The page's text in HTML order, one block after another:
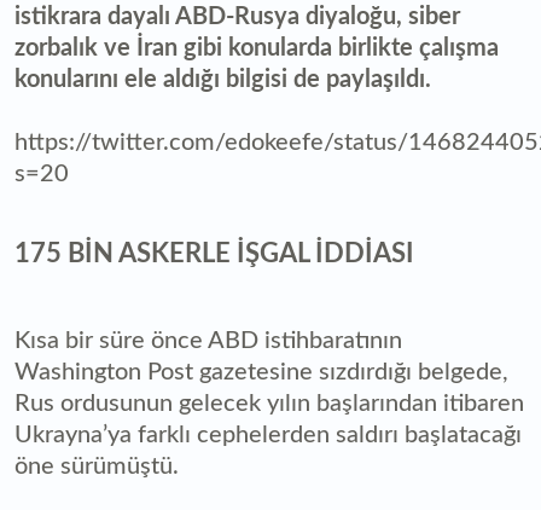
istikrara dayalı ABD-Rusya diyaloğu, siber
zorbalık ve İran gibi konularda birlikte çalışma
konularını ele aldığı bilgisi de paylaşıldı.
https://twitter.com/edokeefe/status/
s=20
175 BİN ASKERLE İŞGAL İDDİASI
Kısa bir süre önce ABD istihbaratının
Washington Post gazetesine sızdırdığı belgede,
Rus ordusunun gelecek yılın başlarından itibaren
Ukrayna’ya farklı cephelerden saldırı başlatacağı
öne sürümüştü.